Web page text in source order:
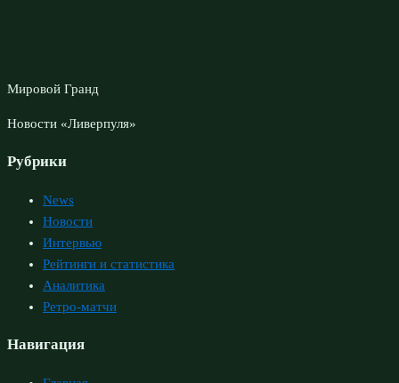
Мировой Гранд
Новости «Ливерпуля»
Рубрики
News
Новости
Интервью
Рейтинги и статистика
Аналитика
Ретро-матчи
Навигация